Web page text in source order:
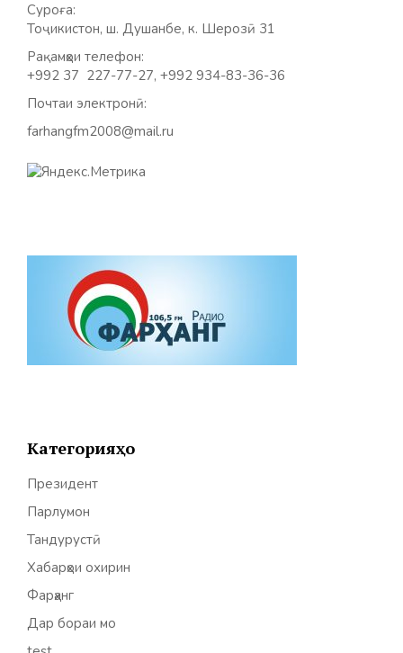
Суроға:
Тоҷикистон, ш. Душанбе, к. Шерозӣ 31
Рақамҳои телефон:
+992 37 227-77-27, +992 934-83-36-36
Почтаи электронӣ:
farhangfm2008@mail.ru
Категорияҳо
Президент
Парлумон
Тандурустӣ
Хабарҳои охирин
Фарҳанг
Дар бораи мо